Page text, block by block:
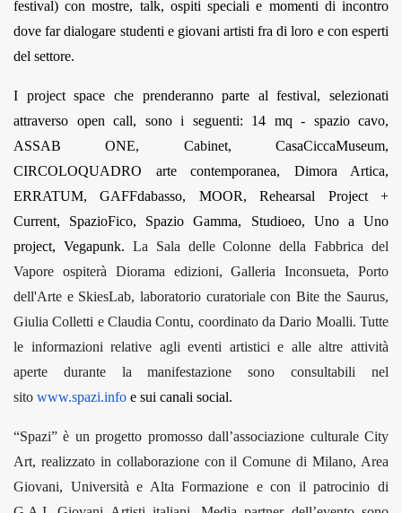
festival) con mostre, talk, ospiti speciali e momenti di incontro
dove far dialogare studenti e giovani artisti fra di loro e con esperti
del settore.
I project space che prenderanno parte al festival, selezionati
attraverso open call, sono i seguenti: 14 mq - spazio cavo,
ASSAB ONE, Cabinet, CasaCiccaMuseum,
CIRCOLOQUADRO arte contemporanea, Dimora Artica,
ERRATUM, GAFFdabasso, MOOR, Rehearsal Project +
Current, SpazioFico, Spazio Gamma, Studioeo, Uno a Uno
project, Vegapunk. La Sala delle Colonne della Fabbrica del
Vapore ospiterà Diorama edizioni, Galleria Inconsueta, Porto
dell'Arte e SkiesLab, laboratorio curatoriale con Bite the Saurus,
Giulia Colletti e Claudia Contu, coordinato da Dario Moalli. Tutte
le informazioni relative agli eventi artistici e alle altre attività
aperte durante la manifestazione sono consultabili nel
sito www.spazi.info e sui canali social.
“Spazi” è un progetto promosso dall’associazione culturale City
Art, realizzato in collaborazione con il Comune di Milano, Area
Giovani, Università e Alta Formazione e con il patrocinio di